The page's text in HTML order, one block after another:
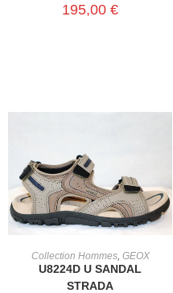
195,00 €
CHOIX DES OPTIONS
Collection Hommes, GEOX
U8224D U SANDAL
STRADA